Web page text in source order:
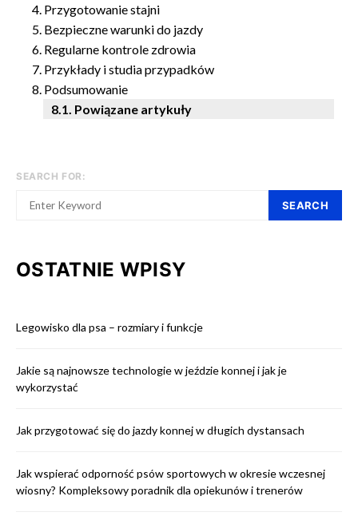
Przygotowanie stajni
Bezpieczne warunki do jazdy
Regularne kontrole zdrowia
Przykłady i studia przypadków
Podsumowanie
Powiązane artykuły
SEARCH FOR:
SEARCH
OSTATNIE WPISY
Legowisko dla psa – rozmiary i funkcje
Jakie są najnowsze technologie w jeździe konnej i jak je
wykorzystać
Jak przygotować się do jazdy konnej w długich dystansach
Jak wspierać odporność psów sportowych w okresie wczesnej
wiosny? Kompleksowy poradnik dla opiekunów i trenerów